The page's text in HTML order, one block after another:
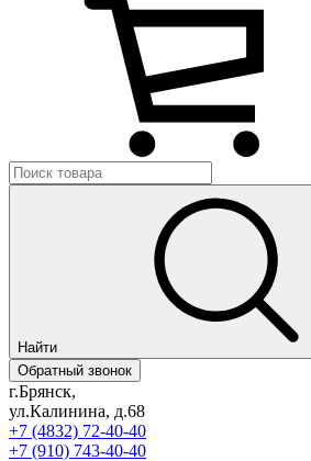
Найти
Обратный звонок
г.Брянск,
ул.Калинина, д.68
+7 (4832) 72-40-40
+7 (910) 743-40-40